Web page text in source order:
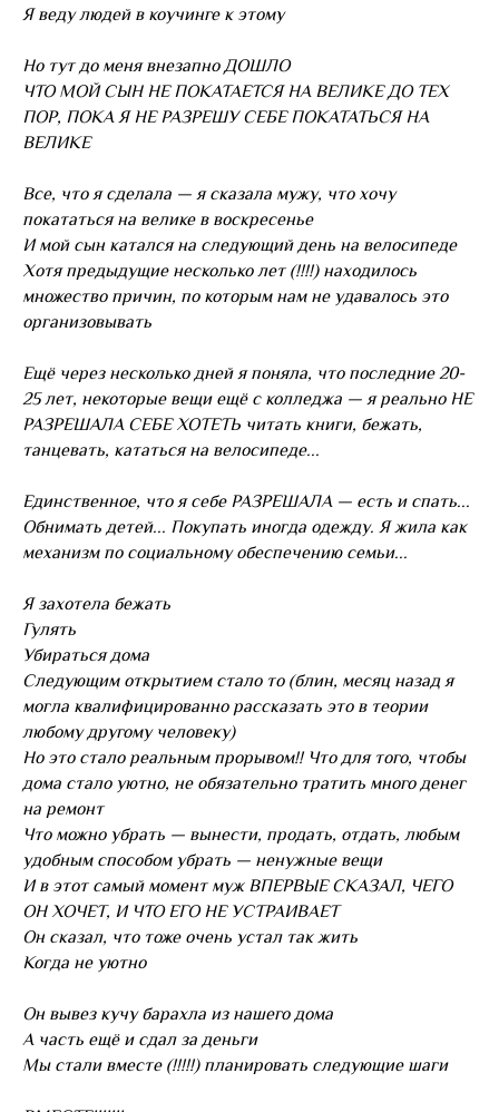
Я веду людей в коучинге к этому
Но тут до меня внезапно ДОШЛО
ЧТО МОЙ СЫН НЕ ПОКАТАЕТСЯ НА ВЕЛИКЕ ДО ТЕХ
ПОР, ПОКА Я НЕ РАЗРЕШУ СЕБЕ ПОКАТАТЬСЯ НА
ВЕЛИКЕ
Все, что я сделала — я сказала мужу, что хочу
покататься на велике в воскресенье
И мой сын катался на следующий день на велосипеде
Хотя предыдущие несколько лет (!!!!) находилось
множество причин, по которым нам не удавалось это
организовывать
Ещё через несколько дней я поняла, что последние 20-
25 лет, некоторые вещи ещё с колледжа — я реально НЕ
РАЗРЕШАЛА СЕБЕ ХОТЕТЬ читать книги, бежать,
танцевать, кататься на велосипеде...
Единственное, что я себе РАЗРЕШАЛА — есть и спать...
Обнимать детей... Покупать иногда одежду. Я жила как
механизм по социальному обеспечению семьи...
Я захотела бежать
Гулять
Убираться дома
Следующим открытием стало то (блин, месяц назад я
могла квалифицированно рассказать это в теории
любому другому человеку)
Но это стало реальным прорывом!! Что для того, чтобы
дома стало уютно, не обязательно тратить много денег
на ремонт
Что можно убрать — вынести, продать, отдать, любым
удобным способом убрать — ненужные вещи
И в этот самый момент муж ВПЕРВЫЕ СКАЗАЛ, ЧЕГО
ОН ХОЧЕТ, И ЧТО ЕГО НЕ УСТРАИВАЕТ
Он сказал, что тоже очень устал так жить
Когда не уютно
Он вывез кучу барахла из нашего дома
А часть ещё и сдал за деньги
Мы стали вместе (!!!!!) планировать следующие шаги